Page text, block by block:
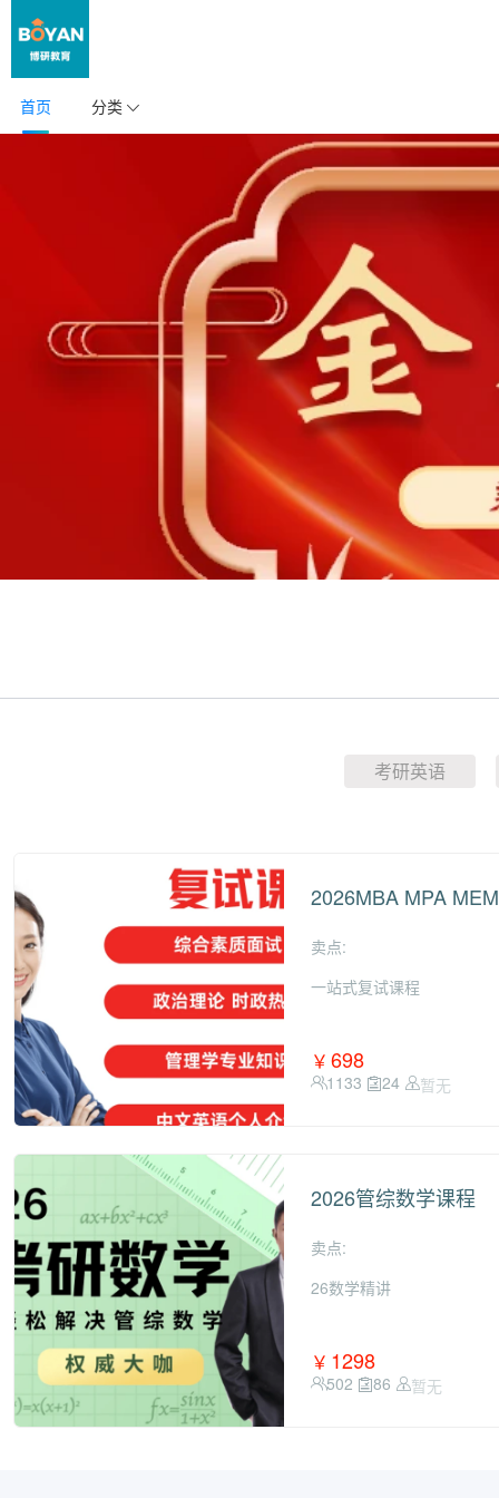
首页 分类
考研英语
2026MBA MPA
卖点:
一站式复试课程
￥ 698
1133 24 暂无
2026管综数学课程
卖点:
26数学精讲
￥ 1298
502 86 暂无